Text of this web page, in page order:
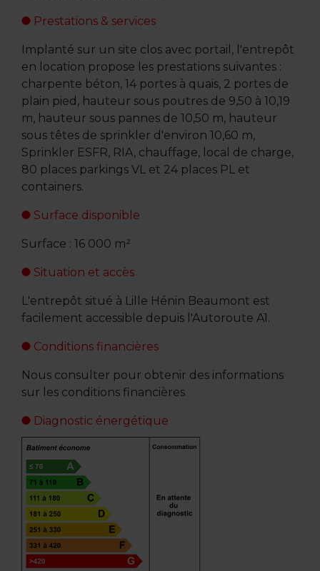
Prestations & services
Implanté sur un site clos avec portail, l'entrepôt
en location propose les prestations suivantes :
charpente béton, 14 portes à quais, 2 portes de
plain pied, hauteur sous poutres de 9,50 à 10,19
m, hauteur sous pannes de 10,50 m, hauteur
sous têtes de sprinkler d'environ 10,60 m,
Sprinkler ESFR, RIA, chauffage, local de charge,
80 places parkings VL et 24 places PL et
containers.
Surface disponible
Surface : 16 000 m²
Situation et accès
L'entrepôt situé à Lille Hénin Beaumont est
facilement accessible depuis l'Autoroute A1.
Conditions financières
Nous consulter pour obtenir des informations
sur les conditions financières
Diagnostic énergétique